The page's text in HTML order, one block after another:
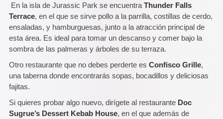
En la isla de Jurassic Park se encuentra Thunder Falls
Terrace, en el que se sirve pollo a la parrilla, costillas de cerdo,
ensaladas, y hamburguesas, junto a la atracción principal de
esta área. Es ideal para tomar un descanso y comer bajo la
sombra de las palmeras y árboles de su terraza.
Otro restaurante que no debes perderte es Confisco Grille,
una taberna donde encontrarás sopas, bocadillos y deliciosas
fajitas.
Si quieres probar algo nuevo, dirígete al restaurante Doc
Sugrue’s Dessert Kebab House, en el que además de